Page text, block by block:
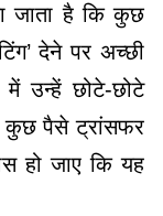
जाता है कि कुछ
देने पर अच्छी
उन्हें छोटे-छोटे
कुछ पैसे ट्रांसफर
हो जाए कि यह